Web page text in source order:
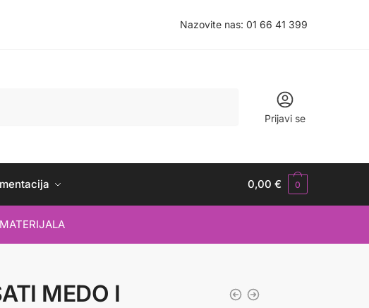
Nazovite nas: 01 66 41 399
Prijavi se
0,00€ 0
MEDO I